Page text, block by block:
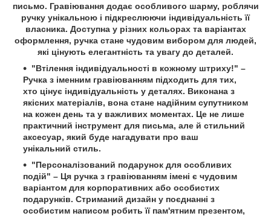
письмо. Гравіювання додає особливого шарму, роблячи
ручку унікальною і підкреслюючи індивідуальність її
власника. Доступна у різних кольорах та варіантах
оформлення, ручка стане чудовим вибором для людей,
які цінують елегантність та увагу до деталей.
"Втілення індивідуальності в кожному штриху!" –
Ручка з іменним гравіюванням підходить для тих,
хто цінує індивідуальність у деталях. Виконана з
якісних матеріалів, вона стане надійним супутником
на кожен день та у важливих моментах. Це не лише
практичний інструмент для письма, але й стильний
аксесуар, який буде нагадувати про ваш
унікальний стиль.
"Персоналізований подарунок для особливих
подій" – Ця ручка з гравіюванням імені є чудовим
варіантом для корпоративних або особистих
подарунків. Стриманий дизайн у поєднанні з
особистим написом робить її пам'ятним презентом,